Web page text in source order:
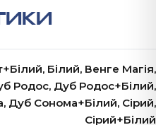
Білий, Венге Магія,
Родос, Дуб Родос+Білий,
Дуб Сонома+Білий, Сірий,
Сірий+Білий